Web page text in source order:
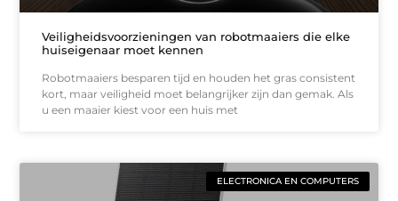
Veiligheidsvoorzieningen van robotmaaiers die elke
huiseigenaar moet kennen
Robotmaaiers besparen tijd en houden het gras consistent
kort, maar veiligheid moet belangrijker zijn dan gemak. Als
u een maaier kiest voor een huis met
ELECTRONICA EN COMPUTERS